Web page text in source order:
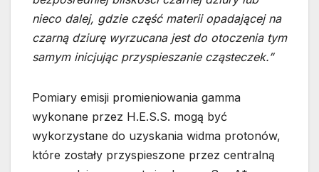
nieco dalej, gdzie część materii opadającej na
czarną dziurę wyrzucana jest do otoczenia tym
samym inicjując przyspieszanie cząsteczek.”
Pomiary emisji promieniowania gamma
wykonane przez H.E.S.S. mogą być
wykorzystane do uzyskania widma protonów,
które zostały przyspieszone przez centralną